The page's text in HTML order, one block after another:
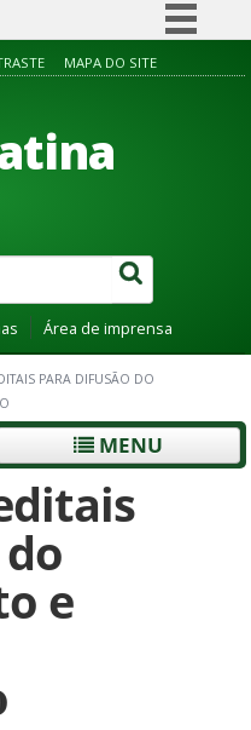
Simplifique!
Acesso à informação
Canais
MAPA DO SITE
Área de imprensa
PARA DIFUSÃO DO
MENU
e